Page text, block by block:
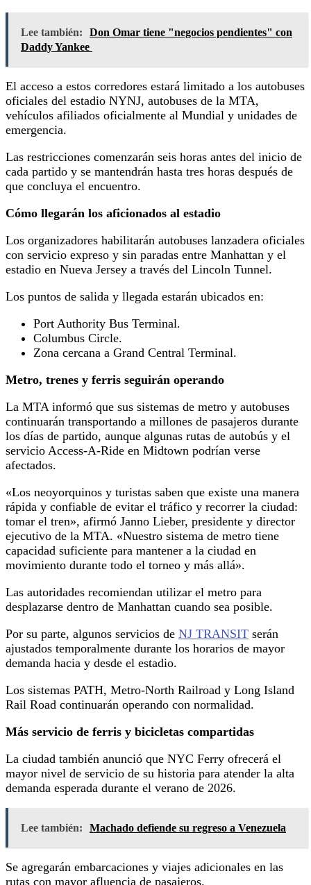
Lee también:
Don Omar tiene "negocios pendientes" con
Daddy Yankee
El acceso a estos corredores estará limitado a los autobuses
oficiales del estadio NYNJ, autobuses de la MTA,
vehículos afiliados oficialmente al Mundial y unidades de
emergencia.
Las restricciones comenzarán seis horas antes del inicio de
cada partido y se mantendrán hasta tres horas después de
que concluya el encuentro.
Cómo llegarán los aficionados al estadio
Los organizadores habilitarán autobuses lanzadera oficiales
con servicio expreso y sin paradas entre Manhattan y el
estadio en Nueva Jersey a través del Lincoln Tunnel.
Los puntos de salida y llegada estarán ubicados en:
Port Authority Bus Terminal.
Columbus Circle.
Zona cercana a Grand Central Terminal.
Metro, trenes y ferris seguirán operando
La MTA informó que sus sistemas de metro y autobuses
continuarán transportando a millones de pasajeros durante
los días de partido, aunque algunas rutas de autobús y el
servicio Access-A-Ride en Midtown podrían verse
afectados.
«Los neoyorquinos y turistas saben que existe una manera
rápida y confiable de evitar el tráfico y recorrer la ciudad:
tomar el tren», afirmó Janno Lieber, presidente y director
ejecutivo de la MTA. «Nuestro sistema de metro tiene
capacidad suficiente para mantener a la ciudad en
movimiento durante todo el torneo y más allá».
Las autoridades recomiendan utilizar el metro para
desplazarse dentro de Manhattan cuando sea posible.
Por su parte, algunos servicios de NJ TRANSIT serán
ajustados temporalmente durante los horarios de mayor
demanda hacia y desde el estadio.
Los sistemas PATH, Metro-North Railroad y Long Island
Rail Road continuarán operando con normalidad.
Más servicio de ferris y bicicletas compartidas
La ciudad también anunció que NYC Ferry ofrecerá el
mayor nivel de servicio de su historia para atender la alta
demanda esperada durante el verano de 2026.
Lee también: Machado defiende su regreso a Venezuela
Se agregarán embarcaciones y viajes adicionales en las
rutas con mayor afluencia de pasajeros.